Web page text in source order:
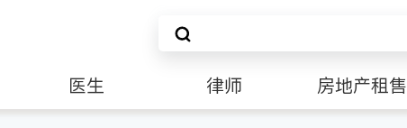
医生 律师 房地产租售